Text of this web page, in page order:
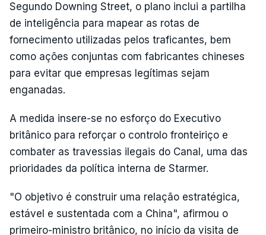
Segundo Downing Street, o plano inclui a partilha
de inteligência para mapear as rotas de
fornecimento utilizadas pelos traficantes, bem
como ações conjuntas com fabricantes chineses
para evitar que empresas legítimas sejam
enganadas.
A medida insere-se no esforço do Executivo
britânico para reforçar o controlo fronteiriço e
combater as travessias ilegais do Canal, uma das
prioridades da política interna de Starmer.
"O objetivo é construir uma relação estratégica,
estável e sustentada com a China", afirmou o
primeiro-ministro britânico, no início da visita de